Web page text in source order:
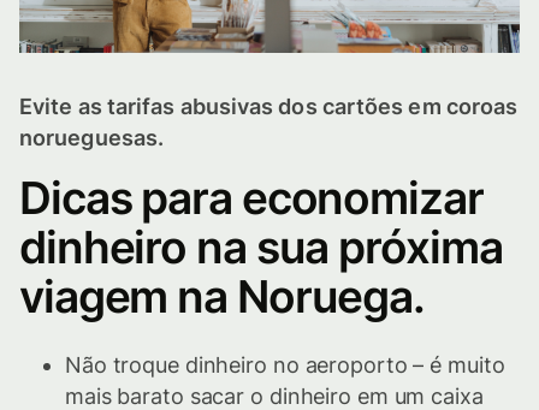
Dicas para economizar
dinheiro na sua próxima
viagem na Noruega.
Evite as tarifas abusivas dos cartões em coroas
norueguesas.
Não troque dinheiro no aeroporto – é muito
mais barato sacar o dinheiro em um caixa